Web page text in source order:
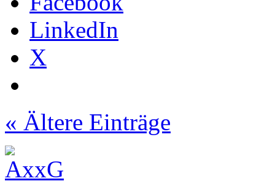
LinkedIn
X
« Ältere Einträge